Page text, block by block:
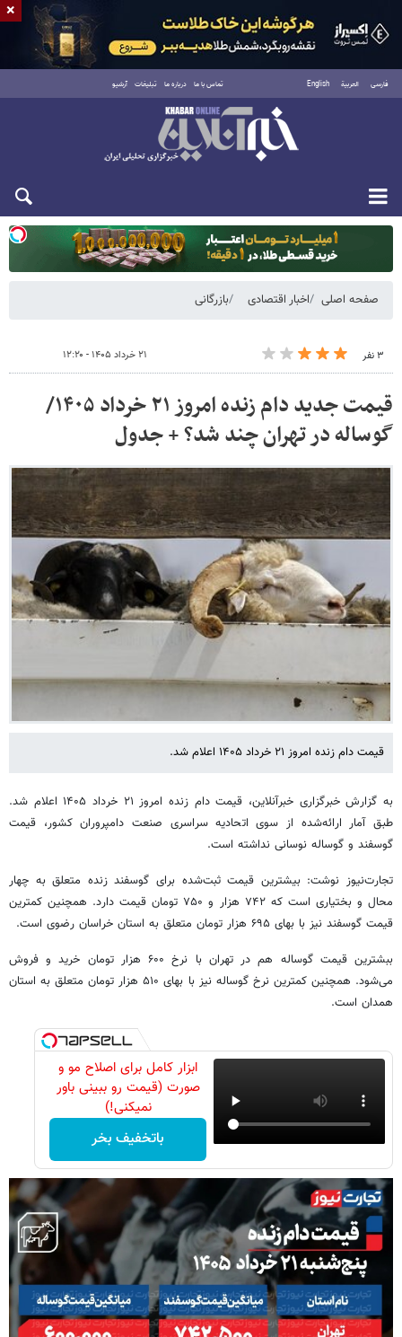
فارسی العربية English تماس با ما درباره ما تبلیغات آرشیو
یکشنبه ۱۸ مرداد ۱۴۰۵
صفحه اصلی اخبار اقتصادی بازرگانی
۳ نفر ۲۱ خرداد ۱۴۰۵ - ۱۲:۲۰
قیمت جدید دام زنده امروز ۲۱ خرداد ۱۴۰۵/
گوساله در تهران چند شد؟ + جدول
قیمت دام زنده امروز ۲۱ خرداد ۱۴۰۵ اعلام شد.
به گزارش خبرگزاری خبرآنلاین، قیمت دام زنده امروز ۲۱ خرداد ۱۴۰۵ اعلام شد.
طبق آمار ارائه‌شده از سوی اتحادیه سراسری صنعت دامپروران کشور، قیمت
گوسفند و گوساله نوسانی نداشته است.
تجارت‌نیوز نوشت: بیشترین قیمت ثبت‌شده برای گوسفند زنده متعلق به چهار
محال و بختیاری است که ۷۴۲ هزار و ۷۵۰ تومان قیمت دارد. همچنین کمترین
قیمت گوسفند نیز با بهای ۶۹۵ هزار تومان متعلق به استان خراسان رضوی است.
ببشترین قیمت گوساله هم در تهران با نرخ ۶۰۰ هزار تومان خرید و فروش
می‌شود. همچنین کمترین نرخ گوساله نیز با بهای ۵۱۰ هزار تومان متعلق به استان
همدان است.
ابزار کامل برای اصلاح مو و
صورت (قیمت رو ببینی باور
نمیکنی!)
باتخفیف بخر
×